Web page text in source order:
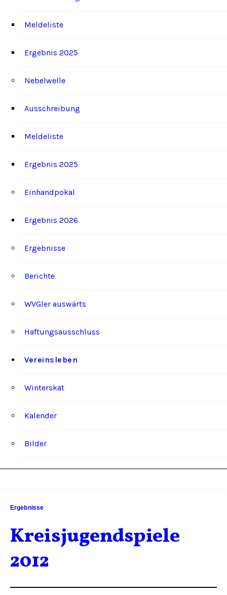
Meldeliste
Ergebnis 2025
Nebelwelle
Ausschreibung
Meldeliste
Ergebnis 2025
Einhandpokal
Ergebnis 2026
Ergebnisse
Berichte
WVGler auswärts
Haftungsausschluss
Vereinsleben
Winterskat
Kalender
Bilder
Ergebnisse
Kreisjugendspiele
2012